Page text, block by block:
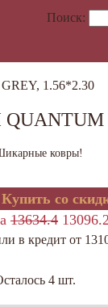
Поиск:
1.56*2.30
ковры!
Купить со
13634.4
в кредит от
4 шт.